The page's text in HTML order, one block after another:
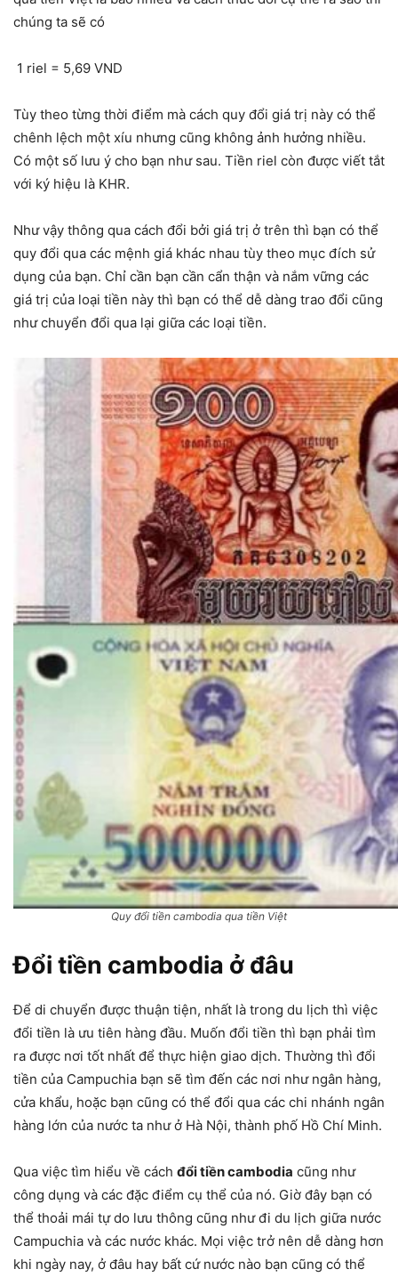
chúng ta sẽ có
1 riel = 5,69 VND
Tùy theo từng thời điểm mà cách quy đổi giá trị này có thể
chênh lệch một xíu nhưng cũng không ảnh hưởng nhiều.
Có một số lưu ý cho bạn như sau. Tiền riel còn được viết tắt
với ký hiệu là KHR.
Như vậy thông qua cách đổi bởi giá trị ở trên thì bạn có thể
quy đổi qua các mệnh giá khác nhau tùy theo mục đích sử
dụng của bạn. Chỉ cần bạn cần cẩn thận và nắm vững các
giá trị của loại tiền này thì bạn có thể dễ dàng trao đổi cũng
như chuyển đổi qua lại giữa các loại tiền.
Quy đổi tiền cambodia qua tiền Việt
Đổi tiền cambodia ở đâu
Để di chuyển được thuận tiện, nhất là trong du lịch thì việc
đổi tiền là ưu tiên hàng đầu. Muốn đổi tiền thì bạn phải tìm
ra được nơi tốt nhất để thực hiện giao dịch. Thường thì đổi
tiền của Campuchia bạn sẽ tìm đến các nơi như ngân hàng,
cửa khẩu, hoặc bạn cũng có thể đổi qua các chi nhánh ngân
hàng lớn của nước ta như ở Hà Nội, thành phố Hồ Chí Minh.
Qua việc tìm hiểu về cách đổi tiền cambodia cũng như
công dụng và các đặc điểm cụ thể của nó. Giờ đây bạn có
thể thoải mái tự do lưu thông cũng như đi du lịch giữa nước
Campuchia và các nước khác. Mọi việc trở nên dễ dàng hơn
khi ngày nay, ở đâu hay bất cứ nước nào bạn cũng có thể